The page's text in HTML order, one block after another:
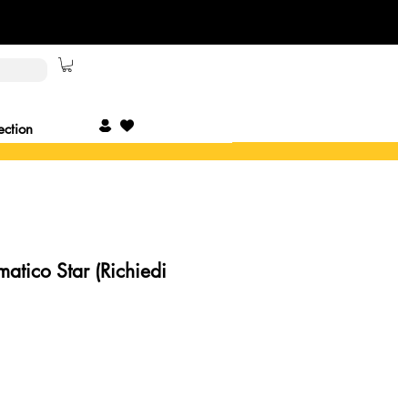
Star (Richiedi